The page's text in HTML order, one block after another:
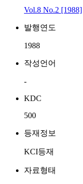
Vol.8 No.2 [1988]
발행연도
1988
작성언어
-
KDC
500
등재정보
KCI등재
자료형태